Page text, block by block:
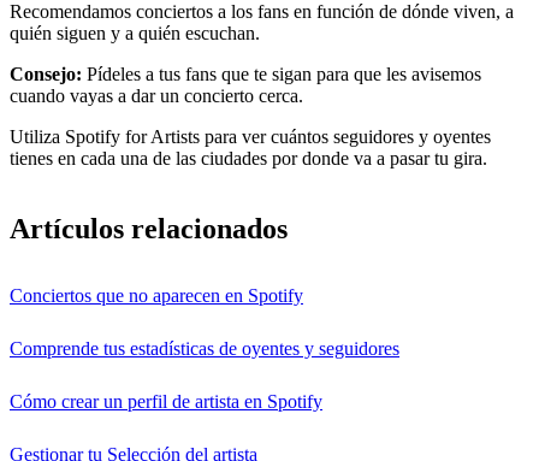
Recomendamos conciertos a los fans en función de dónde viven, a
quién siguen y a quién escuchan.
Consejo: Pídeles a tus fans que te sigan para que les avisemos
cuando vayas a dar un concierto cerca.
Utiliza Spotify for Artists para ver cuántos seguidores y oyentes
tienes en cada una de las ciudades por donde va a pasar tu gira.
Artículos relacionados
Conciertos que no aparecen en Spotify
Comprende tus estadísticas de oyentes y seguidores
Cómo crear un perfil de artista en Spotify
Gestionar tu Selección del artista